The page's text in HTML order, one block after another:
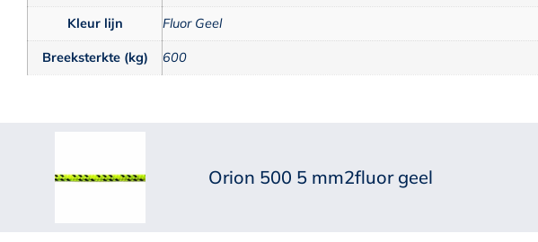
Kleur lijn Fluor Geel
Breeksterkte (kg) 600
Orion 500 5 mm2fluor geel